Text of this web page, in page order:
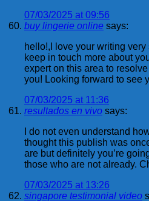
07/03/2025 at 09:56
buy lingerie online says:
hello!,I love your writing
keep in touch more about
expert on this area to
you! Looking forward to see
07/03/2025 at 11:36
​​resultados en vivo says:
I do not even understand
thought this publish was
are but definitely you’re
those who are not already.
07/03/2025 at 13:26
singapore testimonial video